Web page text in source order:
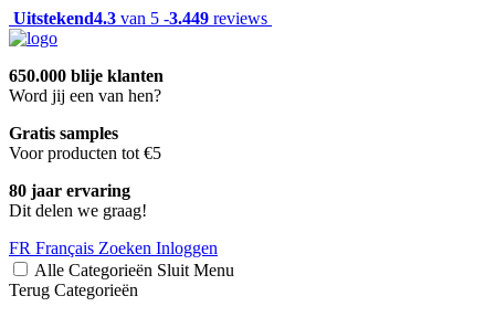
Uitstekend4.3 van 5 -3.449 reviews
650.000 blije klanten
Word jij een van hen?
Gratis samples
Voor producten tot €5
80 jaar ervaring
Dit delen we graag!
FR Français Zoeken Inloggen
Alle Categorieën Sluit Menu
Terug Categorieën